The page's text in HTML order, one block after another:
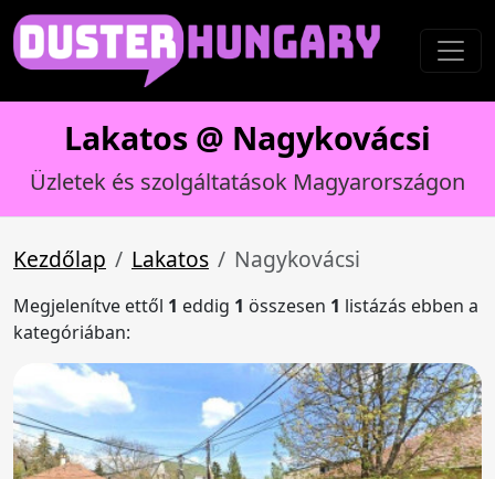
Lakatos @ Nagykovácsi
Üzletek és szolgáltatások Magyarországon
Kezdőlap Lakatos Nagykovácsi
Megjelenítve ettől 1 eddig 1 összesen 1 listázás ebben a
kategóriában: